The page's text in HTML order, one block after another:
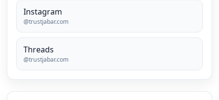
Instagram
@trustjabar.com
Threads
@trustjabar.com